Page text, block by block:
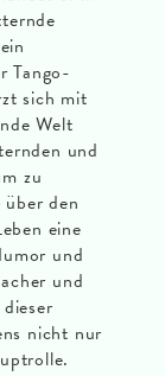
Tango-
sich mit
Welt
und
zu
den
eine
und
und
nicht nur